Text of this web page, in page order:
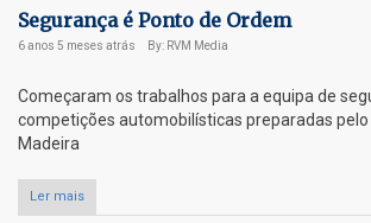
Segurança é Ponto de Ordem
6 anos 5 meses atrás By: RVM Media
Começaram os trabalhos para a equipa de
competições automobilísticas preparadas pelo
Madeira
Ler mais